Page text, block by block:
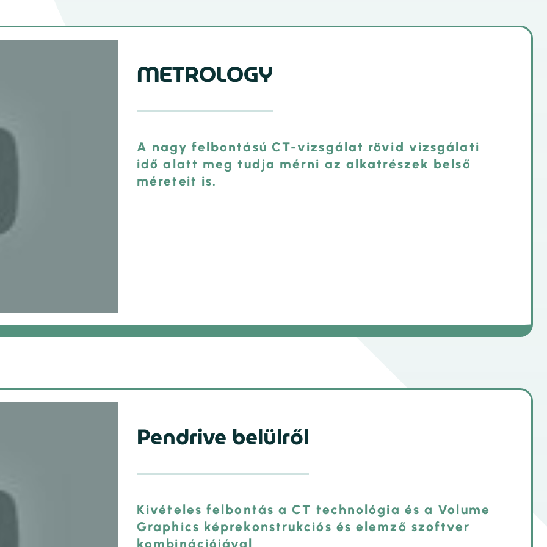
METROLOGY
A nagy felbontású CT-vizsgálat rövid vizsgálati
idő alatt meg tudja mérni az alkatrészek belső
méreteit is.
Pendrive belülről
Kivételes felbontás a CT technológia és a Volume
Graphics képrekonstrukciós és elemző szoftver
kombinációjával